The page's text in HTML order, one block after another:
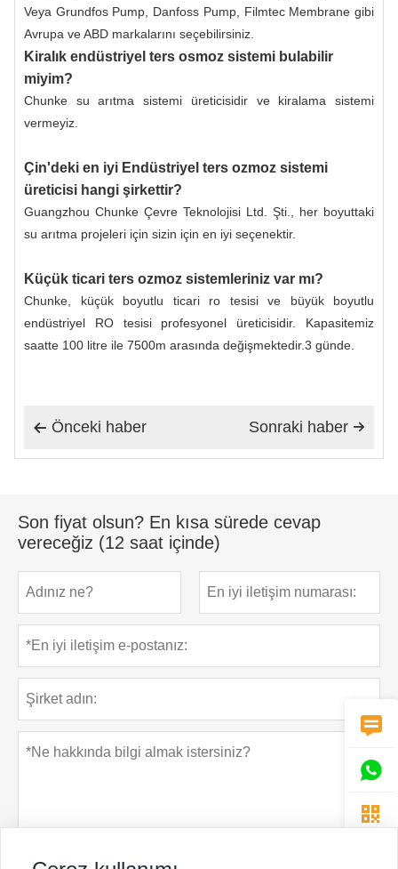
Veya Grundfos Pump, Danfoss Pump, Filmtec Membrane gibi
Avrupa ve ABD markalarını seçebilirsiniz.
Kiralık endüstriyel ters osmoz sistemi bulabilir
miyim?
Chunke su arıtma sistemi üreticisidir ve kiralama sistemi
vermeyiz.
Çin'deki en iyi Endüstriyel ters ozmoz sistemi
üreticisi hangi şirkettir?
Guangzhou Chunke Çevre Teknolojisi Ltd. Şti., her boyuttaki
su arıtma projeleri için sizin için en iyi seçenektir.
Küçük ticari ters ozmoz sistemleriniz var mı?
Chunke, küçük boyutlu ticari ro tesisi ve büyük boyutlu
endüstriyel RO tesisi profesyonel üreticisidir. Kapasitemiz
saatte 100 litre ile 7500m arasında değişmektedir.3 günde.
 Önceki haber 
Sonraki haber
Son fiyat olsun? En kısa sürede cevap
vereceğiz (12 saat içinde)


